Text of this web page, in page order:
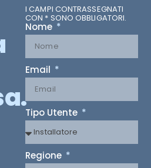
I CAMPI CONTRASSEGNATI
CON * SONO OBBLIGATORI.
Nome
Email
Tipo Utente
Regione